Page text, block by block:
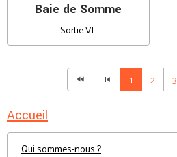
Baie de Somme
Sortie VL
1 2 3
Accueil
Qui sommes-nous ?